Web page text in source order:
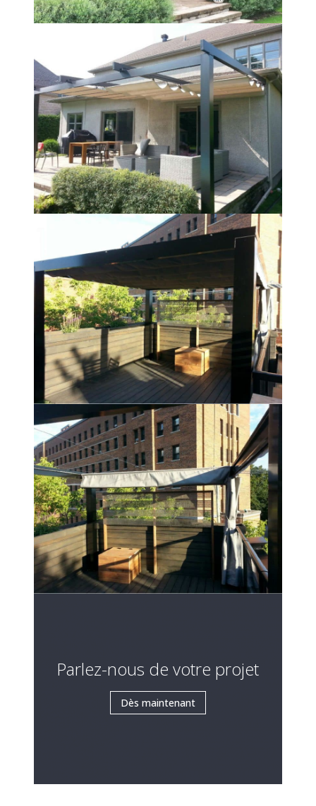
Parlez-nous de votre projet
Dès maintenant